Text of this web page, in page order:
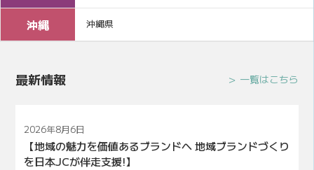
沖縄 沖縄県
最新情報 一覧はこちら
2026年8月6日
【地域の魅力を価値あるブランドへ 地域ブランドづくり
を日本JCが伴走支援!】